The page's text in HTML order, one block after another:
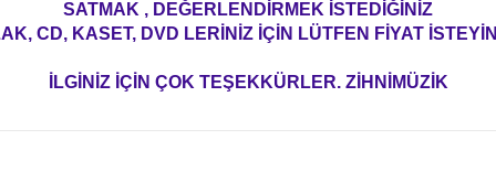
SATMAK , DEĞERLENDİRMEK İSTEDİĞİNİZ
CD, KASET, DVD LERİNİZ İÇİN LÜTFEN FİYAT
İLGİNİZ İÇİN ÇOK TEŞEKKÜRLER. ZİHNİMÜZİK